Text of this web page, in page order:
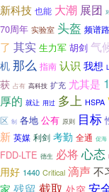
新科技 也能 大潮 展团
70周年 实验室 头盔 频谱
了 其实 生力军 胡剑 气
机 那么 指南 认识 我想
获 占有 高科技 扩充 尤其是
厚的 就让 用过 多上 HSPA
区 制 各地 公有 原则 目标
新 英媒 利剑 考勤 全通 促海
FDD-LTE 德生 必将心态
用好 1440 Critical 滴声不
家 残留 截取 处突 安